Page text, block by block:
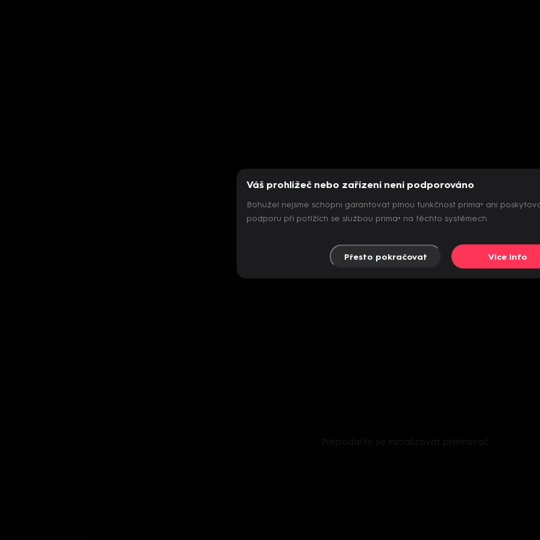
Nepodařilo se inicializovat přehrávač
Váš prohlížeč nebo zařízení není podporováno
Bohužel nejsme schopni garantovat plnou funkčnost prima+ ani
podporu při potížích se službou prima+ na těchto systémech.
Přesto pokračovat Více info